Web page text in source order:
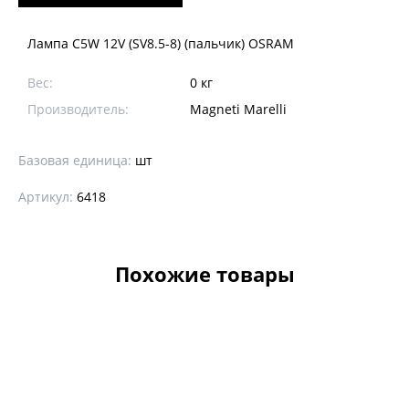
Лампа C5W 12V (SV8.5-8) (пальчик) OSRAM
Вес:
0 кг
Производитель:
Magneti Marelli
Базовая единица: шт
Артикул: 6418
Похожие товары